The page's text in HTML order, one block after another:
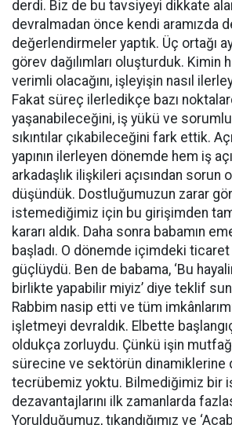
derdi. Biz de bu tavsiyeyi dikkate
devralmadan önce kendi aramızda
değerlendirmeler yaptık. Üç ortağı
görev dağılımları oluşturduk. Kimin
verimli olacağını, işleyişin nasıl
Fakat süreç ilerledikçe bazı
yaşanabileceğini, iş yükü ve
sıkıntılar çıkabileceğini fark ettik.
yapının ilerleyen dönemde hem iş
arkadaşlık ilişkileri açısından sorun
düşündük. Dostluğumuzun zarar
istemediğimiz için bu girişimden
kararı aldık. Daha sonra babamın
başladı. O dönemde içimdeki
güçlüydü. Ben de babama, ‘Bu
birlikte yapabilir miyiz’ diye teklif
Rabbim nasip etti ve tüm
işletmeyi devraldık. Elbette
oldukça zorluydu. Çünkü işin
sürecine ve sektörün dinamiklerine
tecrübemiz yoktu. Bilmediğimiz bir
dezavantajlarını ilk zamanlarda
Yorulduğumuz, tıkandığımız ve